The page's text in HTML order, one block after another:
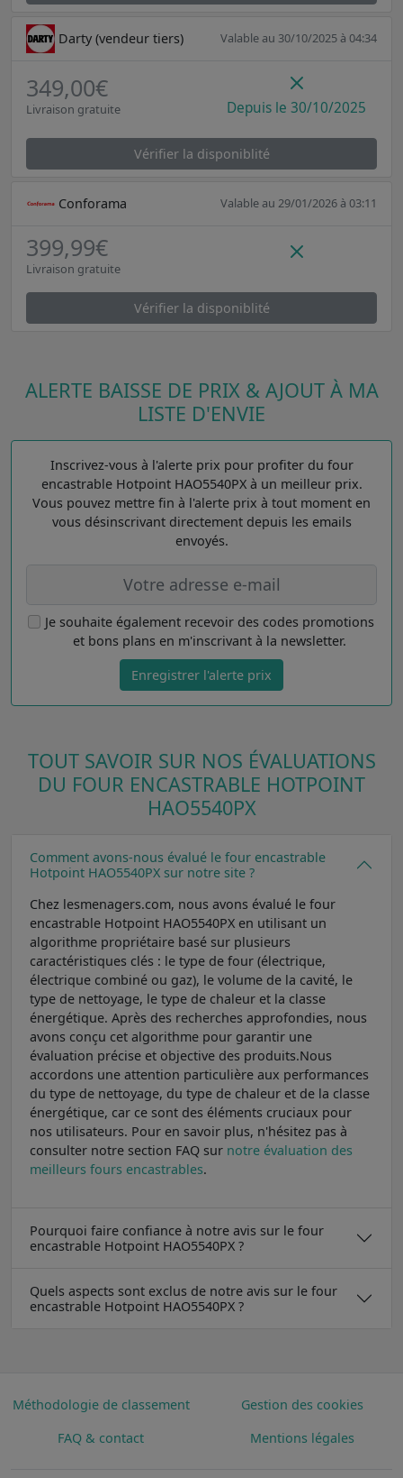
Darty (vendeur tiers) Valable au 30/10/2025 à 04:34
349,00€
Livraison gratuite Depuis le 30/10/2025
Vérifier la disponiblité
Conforama Valable au 29/01/2026 à 03:11
399,99€
Livraison gratuite
Vérifier la disponiblité
ALERTE BAISSE DE PRIX & AJOUT À MA
LISTE D'ENVIE
Inscrivez-vous à l'alerte prix pour profiter du four
encastrable Hotpoint HAO5540PX à un meilleur prix.
Vous pouvez mettre fin à l'alerte prix à tout moment en
vous désinscrivant directement depuis les emails
envoyés.
Je souhaite également recevoir des codes promotions
et bons plans en m'inscrivant à la newsletter.
Enregistrer l'alerte prix
TOUT SAVOIR SUR NOS ÉVALUATIONS
DU FOUR ENCASTRABLE HOTPOINT
HAO5540PX
Comment avons-nous évalué le four encastrable
Hotpoint HAO5540PX sur notre site ?
Chez lesmenagers.com, nous avons évalué le four
encastrable Hotpoint HAO5540PX en utilisant un
algorithme propriétaire basé sur plusieurs
caractéristiques clés : le type de four (électrique,
électrique combiné ou gaz), le volume de la cavité, le
type de nettoyage, le type de chaleur et la classe
énergétique. Après des recherches approfondies, nous
avons conçu cet algorithme pour garantir une
évaluation précise et objective des produits.Nous
accordons une attention particulière aux performances
du type de nettoyage, du type de chaleur et de la classe
énergétique, car ce sont des éléments cruciaux pour
nos utilisateurs. Pour en savoir plus, n'hésitez pas à
consulter notre section FAQ sur notre évaluation des
meilleurs fours encastrables.
Pourquoi faire confiance à notre avis sur le four
encastrable Hotpoint HAO5540PX ?
Quels aspects sont exclus de notre avis sur le four
encastrable Hotpoint HAO5540PX ?
Méthodologie de classement
Gestion des cookies
FAQ & contact
Mentions légales